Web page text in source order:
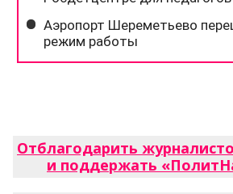
Отблагодарить
и поддержать